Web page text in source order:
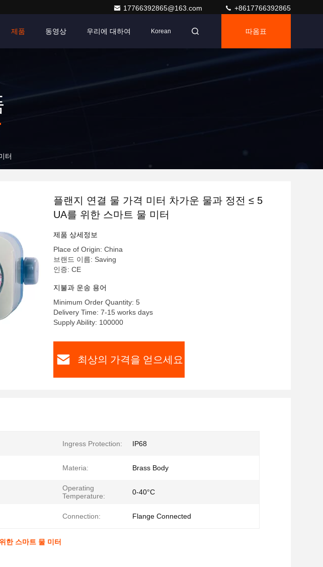
17766392865@163.com +8617766392865
제품 동영상 우리에 대하여 Korean 따옴표
터
플랜지 연결 물 가격 미터 차가운 물과 정전 ≤ 5
UA를 위한 스마트 물 미터
제품 상세정보
Place of Origin: China
브랜드 이름: Saving
인증: CE
지불과 운송 용어
Minimum Order Quantity: 5
Delivery Time: 7-15 works days
Supply Ability: 100000
최상의 가격을 얻으세요
Ingress Protection: IP68
Materia: Brass Body
Operating
Temperature:
0-40°C
Connection: Flange Connected
한 스마트 물 미터